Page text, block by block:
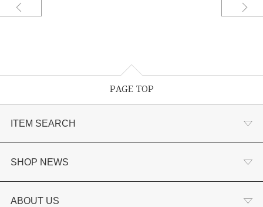
PAGE TOP
ITEM SEARCH
婚約指輪
結婚指輪
SHOP NEWS
選ばれる理由まとめ
ABOUT US